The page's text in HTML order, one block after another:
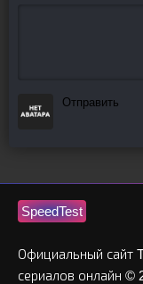
Отправить
SpeedTest
Официальный сайт
сериалов онлайн ©